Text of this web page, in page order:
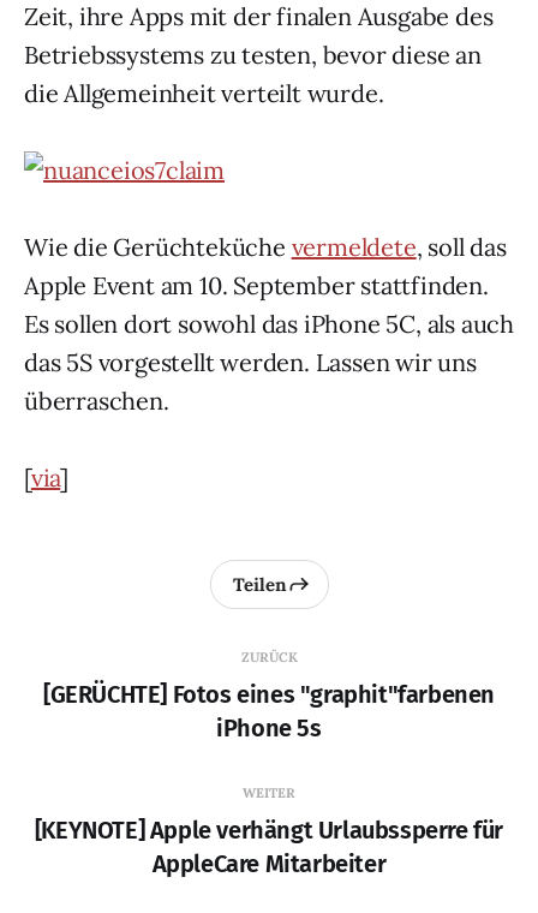
Zeit, ihre Apps mit der finalen Ausgabe des
Betriebssystems zu testen, bevor diese an
die Allgemeinheit verteilt wurde.
Wie die Gerüchteküche vermeldete, soll das
Apple Event am 10. September stattfinden.
Es sollen dort sowohl das iPhone 5C, als auch
das 5S vorgestellt werden. Lassen wir uns
überraschen.
[via]
ZURÜCK
[GERÜCHTE] Fotos eines "graphit"farbenen
iPhone 5s
Teilen
WEITER
[KEYNOTE] Apple verhängt Urlaubssperre für
AppleCare Mitarbeiter